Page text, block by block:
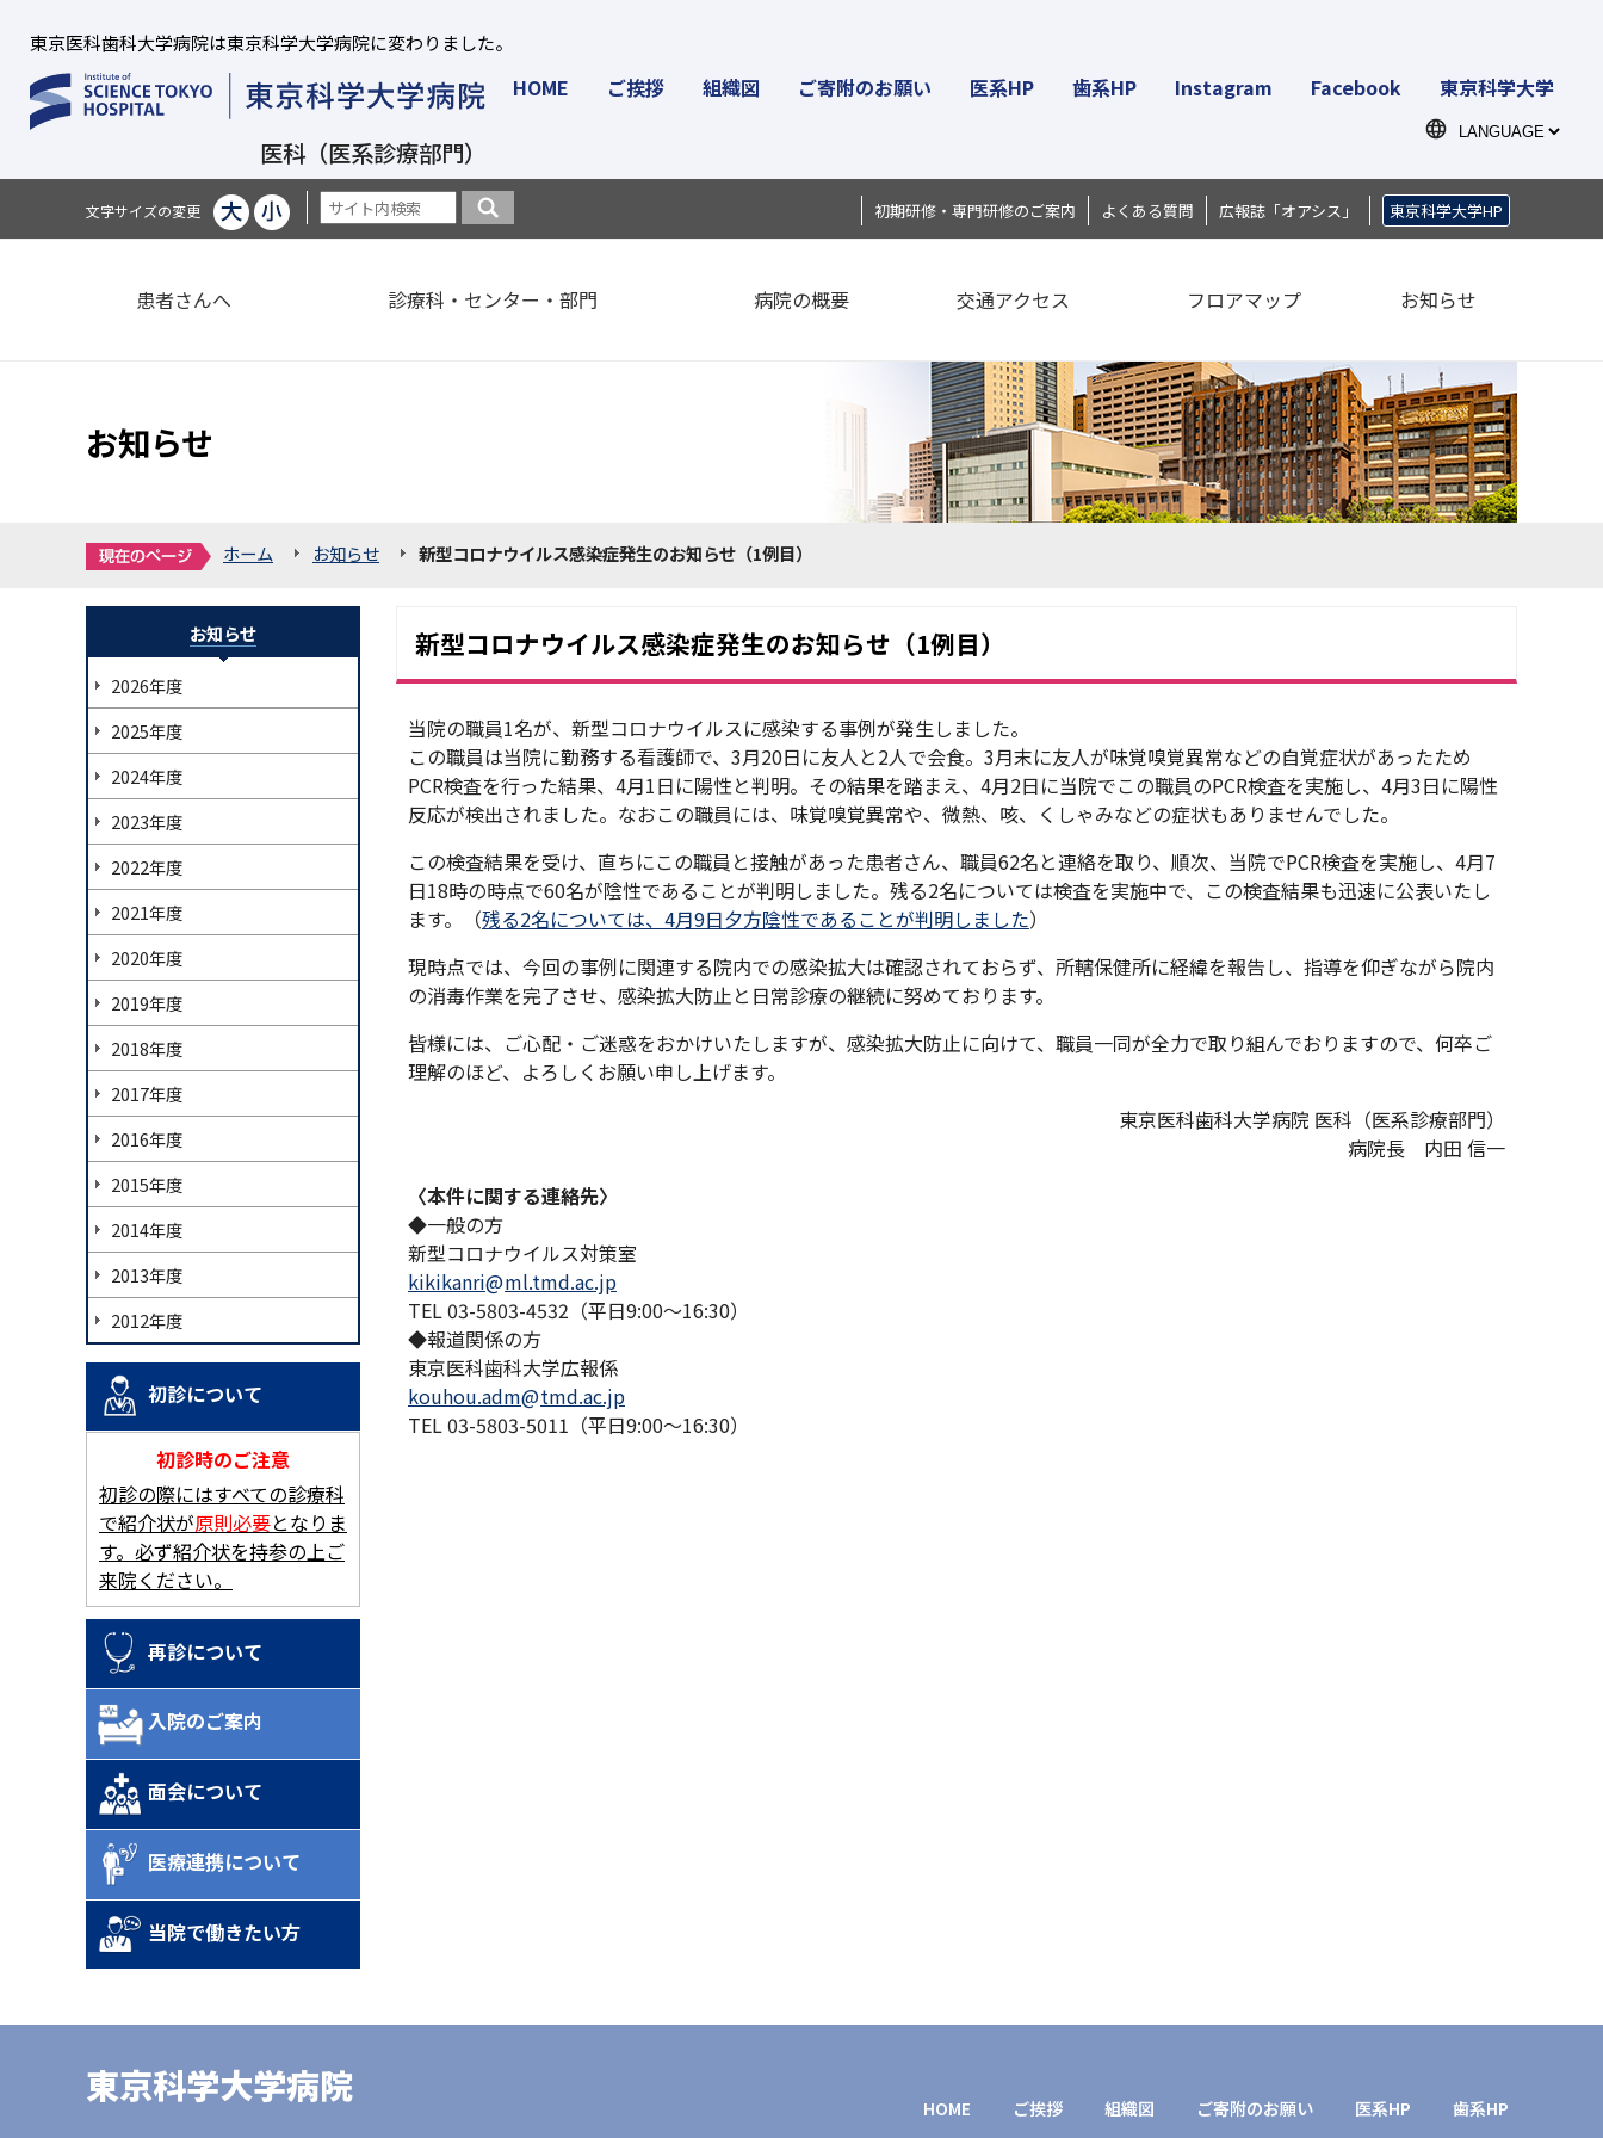
東京医科歯科大学病院は東京科学大学病院に変わりました。
医科（医系診療部門）
HOME ご挨拶 組織図 ご寄附のお願い 医系HP 歯系HP Instagram Facebook 東京科学大学
文字サイズの変更 初期研修・専門研修のご案内 よくある質問 広報誌「オアシス」 東京科学大学HP
患者さんへ 診療科・センター・部門 病院の概要 交通アクセス フロアマップ お知らせ
お知らせ
ホーム お知らせ 新型コロナウイルス感染症発生のお知らせ（1例目）
新型コロナウイルス感染症発生のお知らせ（1例目）
当院の職員1名が、新型コロナウイルスに感染する事例が発生しました。
この職員は当院に勤務する看護師で、3月20日に友人と2人で会食。3月末に友人が味覚嗅覚異常などの自覚症状があったため
PCR検査を行った結果、4月1日に陽性と判明。その結果を踏まえ、4月2日に当院でこの職員のPCR検査を実施し、4月3日に陽性
反応が検出されました。なおこの職員には、味覚嗅覚異常や、微熱、咳、くしゃみなどの症状もありませんでした。
この検査結果を受け、直ちにこの職員と接触があった患者さん、職員62名と連絡を取り、順次、当院でPCR検査を実施し、4月7
日18時の時点で60名が陰性であることが判明しました。残る2名については検査を実施中で、この検査結果も迅速に公表いたし
ます。（残る2名については、4月9日夕方陰性であることが判明しました）
現時点では、今回の事例に関連する院内での感染拡大は確認されておらず、所轄保健所に経緯を報告し、指導を仰ぎながら院内
の消毒作業を完了させ、感染拡大防止と日常診療の継続に努めております。
皆様には、ご心配・ご迷惑をおかけいたしますが、感染拡大防止に向けて、職員一同が全力で取り組んでおりますので、何卒ご
理解のほど、よろしくお願い申し上げます。
東京医科歯科大学病院 医科（医系診療部門）
病院長 内田 信一
〈本件に関する連絡先〉
◆一般の方
新型コロナウイルス対策室
kikikanri
ml.tmd.ac.jp
TEL 03-5803-4532（平日9:00～16:30）
◆報道関係の方
東京医科歯科大学広報係
kouhou.adm
tmd.ac.jp
TEL 03-5803-5011（平日9:00～16:30）
お知らせ
2026年度
2025年度
2024年度
2023年度
2022年度
2021年度
2020年度
2019年度
2018年度
2017年度
2016年度
2015年度
2014年度
2013年度
2012年度
初診について
初診時のご注意
初診の際にはすべての診療科
で紹介状が原則必要となりま
す。必ず紹介状を持参の上ご
来院ください。
再診について
入院のご案内
面会について
医療連携について
当院で働きたい方
東京科学大学病院 HOME ご挨拶 組織図 ご寄附のお願い 医系HP 歯系HP